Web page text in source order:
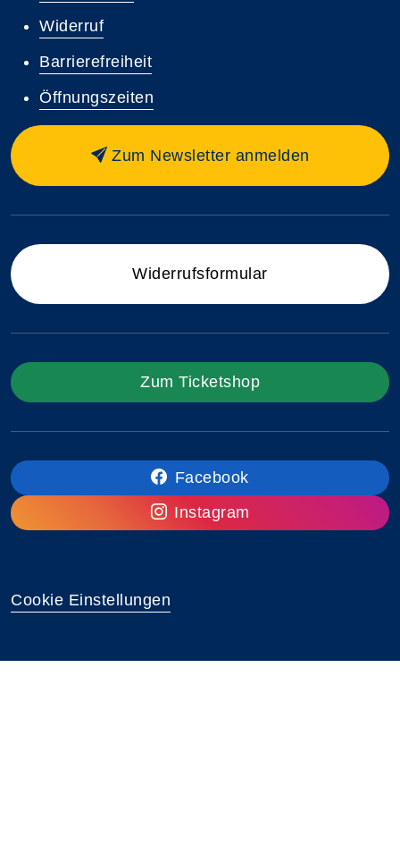
Widerruf
Barrierefreiheit
Öffnungszeiten
Zum Newsletter anmelden
Widerrufsformular
Zum Ticketshop
Facebook
Instagram
Cookie Einstellungen